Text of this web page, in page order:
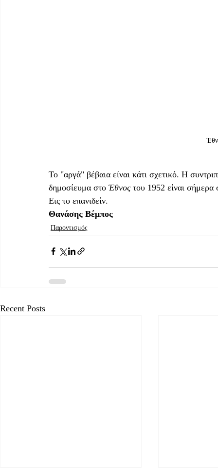
Το "αργά" βέβαια είναι κάτι σχετικό. Η
δημοσίευμα στο Έθνος του 1952 είναι σήμερα
Εις το επανιδείν.
Θανάσης Βέμπος
Παροντισμός
Recent Posts